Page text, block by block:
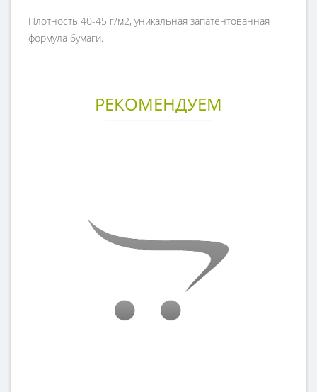
Плотность 40-45 г/м2, уникальная запатентованная
формула бумаги.
РЕКОМЕНДУЕМ